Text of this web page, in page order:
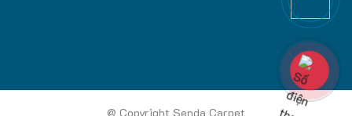
@ Copyright Senda Carpet